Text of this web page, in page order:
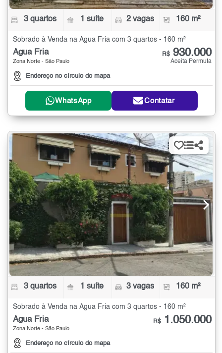
3 quartos 1 suíte 2 vagas 160 m²
Sobrado à Venda na Água Fria com 3 quartos - 160 m²
Água Fria
Zona Norte - São Paulo
Endereço no círculo do mapa
R$ 930.000
Aceita Permuta
WhatsApp Contatar
3 quartos 1 suíte 3 vagas 160 m²
Sobrado à Venda na Água Fria com 3 quartos - 160 m²
Água Fria
Zona Norte - São Paulo
Endereço no círculo do mapa
R$ 1.050.000